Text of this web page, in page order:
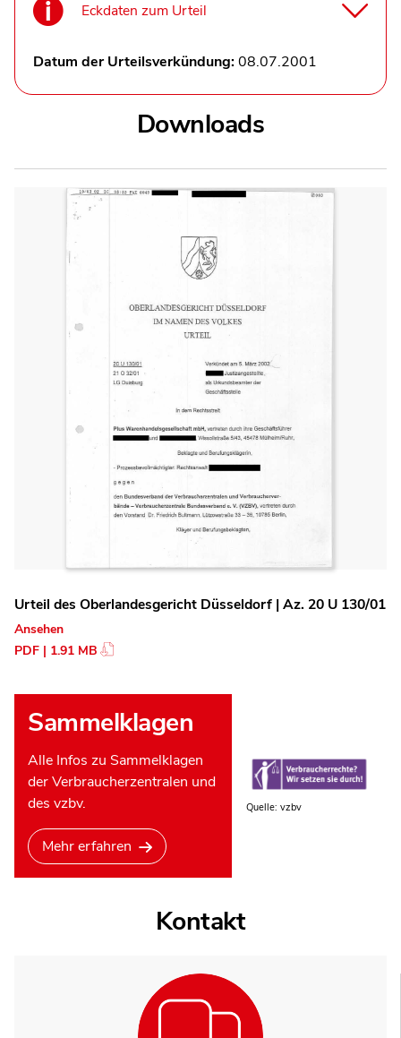
Eckdaten zum Urteil
Datum der Urteilsverkündung:08.07.2001
Downloads
Urteil des Oberlandesgericht Düsseldorf | Az. 20 U 130/01
Ansehen
PDF | 1.91 MB
Sammelklagen
Alle Infos zu Sammelklagen
der Verbraucherzentralen und
des vzbv.
Mehr erfahren
Quelle: vzbv
Kontakt